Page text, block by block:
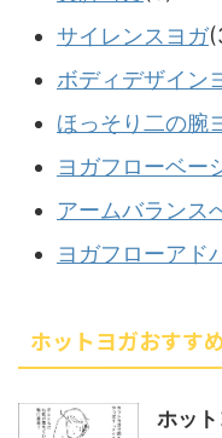
サイレンスヨガ
ボディデザイン
ほっそり二の腕
ヨガフローベー
アームバランス
ヨガフローアド
ホットヨガおすす
ホッ